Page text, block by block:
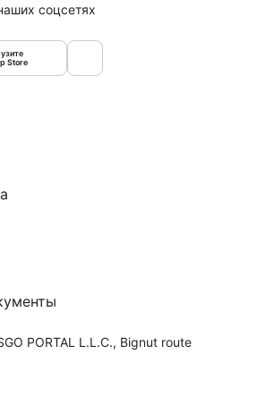
соцсетях
Store
PORTAL L.L.C., Bignut route